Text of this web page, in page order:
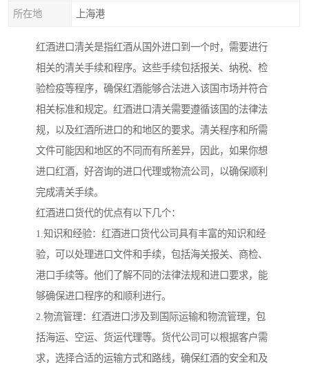
所在地 上海港
红酒进口清关是指红酒从国外进口到一个时，需要进行
相关的清关手续和程序。这些手续包括报关、纳税、检
验检疫等程序，确保红酒能够合法进入该国市场并符合
相关标准和规定。红酒进口清关需要遵循该国的法律法
规，以及红酒所进口的和地区的要求。清关程序和所需
文件可能因和地区的不同而有所差异，因此，如果你想
进口红酒，好咨询的进口代理或物流公司，以确保顺利
完成清关手续。
红酒进口货代的优点有以下几个：
1.知识和经验：红酒进口货代公司具有丰富的知识和经
验，可以处理进口文件和手续，包括海关报关、商检、
港口手续等。他们了解不同的法律法规和进口要求，能
够确保进口程序的和顺利进行。
2.物流管理：红酒进口涉及到国际运输和物流管理，包
括海运、空运、货运代理等。货代公司可以根据客户需
求，选择合适的运输方式和路线，确保红酒的安全和及